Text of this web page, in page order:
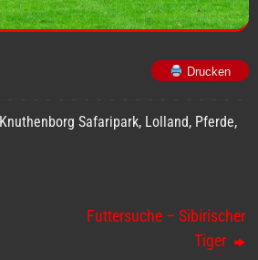
Drucken
Knuthenborg Safaripark, Lolland, Pferde,
Futtersuche – Sibirischer
Tiger